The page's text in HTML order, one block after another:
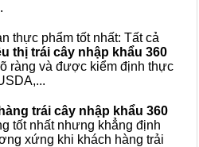
thực phẩm tốt nhất: Tất cả
thị trái cây nhập khẩu 360
ràng và được kiểm định thực
trái cây nhập khẩu 360
tốt nhất nhưng khẳng định
xứng khi khách hàng trải